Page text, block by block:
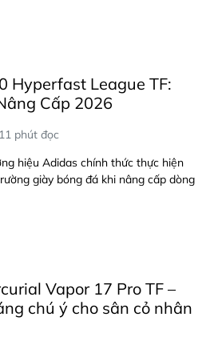
Hyperfast League TF:
Cấp 2026
11 phút đọc
hiệu Adidas chính thức thực hiện
giày bóng đá khi nâng cấp dòng
Vapor 17 Pro TF –
chú ý cho sân cỏ nhân